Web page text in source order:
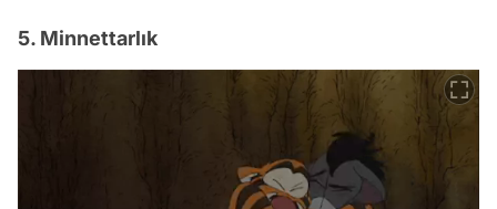
5. Minnettarlık